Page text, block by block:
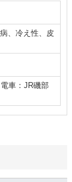
、冷え性、皮
車：JR磯部